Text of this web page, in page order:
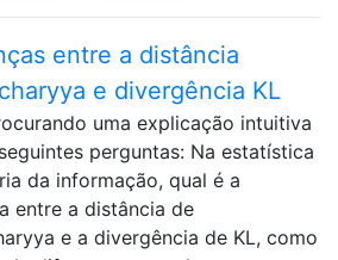
entre a distância
e divergência KL
uma explicação intuitiva
perguntas: Na estatística
da informação, qual é a
entre a distância de
e a divergência de KL, como